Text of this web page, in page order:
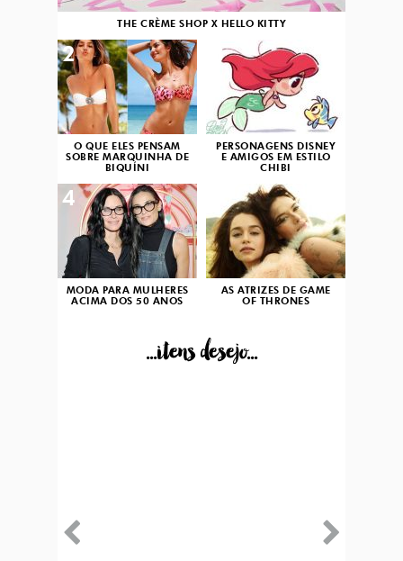
THE CRÈME SHOP X HELLO KITTY
O QUE ELES PENSAM
SOBRE MARQUINHA DE
BIQUÍNI
2
PERSONAGENS DISNEY
E AMIGOS EM ESTILO
CHIBI
3
MODA PARA MULHERES
ACIMA DOS 50 ANOS
4
AS ATRIZES DE GAME
OF THRONES
...itens desejo...